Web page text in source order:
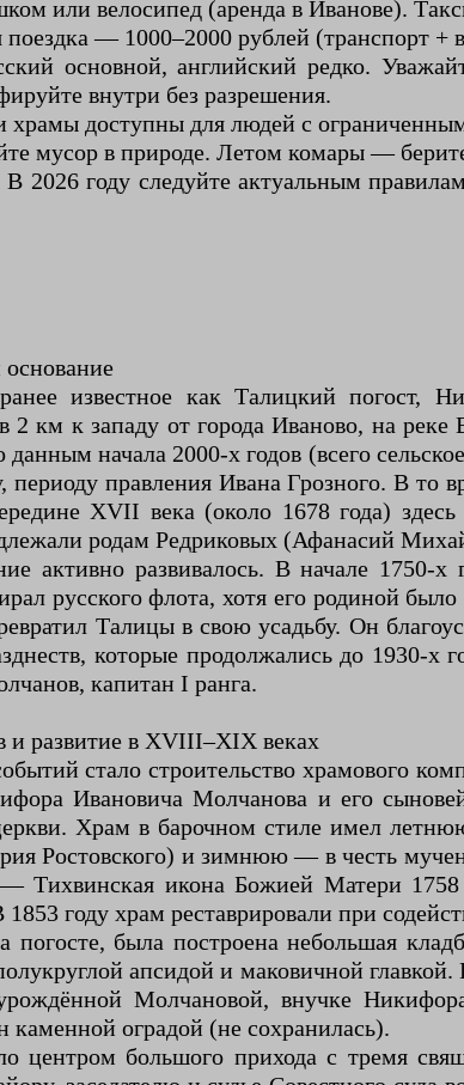
или велосипед (аренда в Иванове).
— 1000–2000 рублей (транспорт +
основной, английский редко.
внутри без разрешения.
доступны для людей с
мусор в природе. Летом комары —
2026 году следуйте актуальным
известное как Талицкий погост,
2 км к западу от города Иваново, на
данным начала 2000-х годов (всего
периоду правления Ивана Грозного. В
XVII века (около 1678 года)
родам Редриковых (Афанасий
активно развивалось. В начале 1750-
русского флота, хотя его родиной
Талицы в свою усадьбу. Он
которые продолжались до 1930-
капитан I ранга.
и развитие в XVIII–XIX веках
стало строительство храмового
Ивановича Молчанова и его
Храм в барочном стиле имел
Ростовского) и зимнюю — в честь
Тихвинская икона Божией Матери 1758
1853 году храм реставрировали при
погосте, была построена небольшая
апсидой и маковичной
Молчановой, внучке
каменной оградой (не сохранилась).
центром большого прихода с тремя